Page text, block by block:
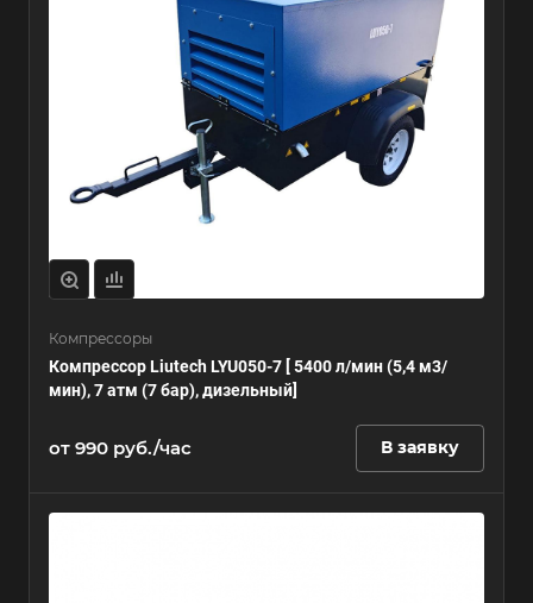
Компрессоры
Компрессор Liutech LYU050-7 [ 5400 л/мин (5,4 м3/
мин), 7 атм (7 бар), дизельный]
от 990 руб./час В заявку